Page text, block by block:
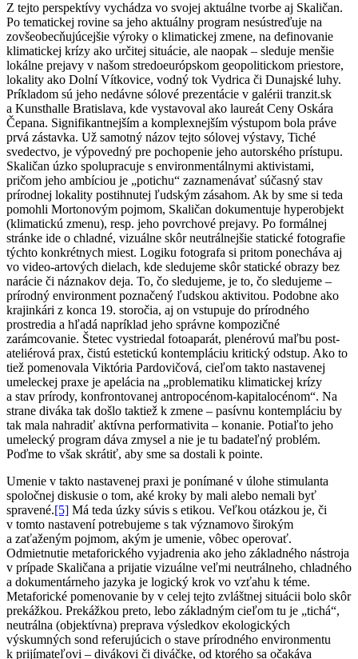
Z tejto perspektívy vychádza vo svojej aktuálne tvorbe aj Skaličan.
Po tematickej rovine sa jeho aktuálny program nesústreďuje na
zovšeobecňujúcejšie výroky o klimatickej zmene, na definovanie
klimatickej krízy ako určitej situácie, ale naopak – sleduje menšie
lokálne prejavy v našom stredoeurópskom geopolitickom priestore,
lokality ako Dolní Vítkovice, vodný tok Vydrica či Dunajské luhy.
Príkladom sú jeho nedávne sólové prezentácie v galérii tranzit.sk
a Kunsthalle Bratislava, kde vystavoval ako laureát Ceny Oskára
Čepana. Signifikantnejším a komplexnejším výstupom bola práve
prvá zástavka. Už samotný názov tejto sólovej výstavy, Tiché
svedectvo, je výpovedný pre pochopenie jeho autorského prístupu.
Skaličan úzko spolupracuje s environmentálnymi aktivistami,
pričom jeho ambíciou je „potichu“ zaznamenávať súčasný stav
prírodnej lokality postihnutej ľudským zásahom. Ak by sme si teda
pomohli Mortonovým pojmom, Skaličan dokumentuje hyperobjekt
(klimatickú zmenu), resp. jeho povrchové prejavy. Po formálnej
stránke ide o chladné, vizuálne skôr neutrálnejšie statické fotografie
týchto konkrétnych miest. Logiku fotografa si pritom ponecháva aj
vo video-artových dielach, kde sledujeme skôr statické obrazy bez
narácie či náznakov deja. To, čo sledujeme, je to, čo sledujeme –
prírodný environment poznačený ľudskou aktivitou. Podobne ako
krajinkári z konca 19. storočia, aj on vstupuje do prírodného
prostredia a hľadá napríklad jeho správne kompozičné
zarámcovanie. Štetec vystriedal fotoaparát, plenérovú maľbu post-
ateliérová prax, čistú estetickú kontempláciu kritický odstup. Ako to
tiež pomenovala Viktória Pardovičová, cieľom takto nastavenej
umeleckej praxe je apelácia na „problematiku klimatickej krízy
a stav prírody, konfrontovanej antropocénom-kapitalocénom“. Na
strane diváka tak došlo taktiež k zmene – pasívnu kontempláciu by
tak mala nahradiť aktívna performativita – konanie. Potiaľto jeho
umelecký program dáva zmysel a nie je tu badateľný problém.
Poďme to však skrátiť, aby sme sa dostali k pointe.
Umenie v takto nastavenej praxi je ponímané v úlohe stimulanta
spoločnej diskusie o tom, aké kroky by mali alebo nemali byť
spravené.[5] Má teda úzky súvis s etikou. Veľkou otázkou je, či
v tomto nastavení potrebujeme s tak významovo širokým
a zaťaženým pojmom, akým je umenie, vôbec operovať.
Odmietnutie metaforického vyjadrenia ako jeho základného nástroja
v prípade Skaličana a prijatie vizuálne veľmi neutrálneho, chladného
a dokumentárneho jazyka je logický krok vo vzťahu k téme.
Metaforické pomenovanie by v celej tejto zvláštnej situácii bolo skôr
prekážkou. Prekážkou preto, lebo základným cieľom tu je „tichá“,
neutrálna (objektívna) preprava výsledkov ekologických
výskumných sond referujúcich o stave prírodného environmentu
k prijímateľovi – divákovi či diváčke, od ktorého sa očakáva